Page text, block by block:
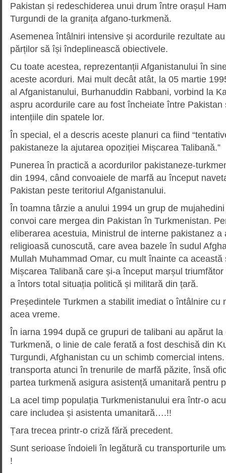
Pakistan și redeschiderea unui drum între orașul
Turgundi de la granița afgano-turkmenă.
Asemenea întâlniri intensive și acordurile rezultate
părților să își îndeplinească obiectivele.
Cu toate acestea, reprezentanții Afganistanului în
aceste acorduri. Mai mult decât atât, la 05 martie
al Afganistanului, Burhanuddin Rabbani, vorbind la
aspru acordurile care au fost încheiate între Pakistan
intențiile din spatele lor.
În special, el a descris aceste planuri ca fiind
pakistaneze la ajutarea opoziției Mișcarea Talibană.”
Punerea în practică a acordurilor pakistaneze-
din 1994, când convoaiele de marfă au început
Pakistan peste teritoriul Afganistanului.
În toamna târzie a anului 1994 un grup de
convoi care mergea din Pakistan în Turkmenistan.
eliberarea acestuia, Ministrul de interne pakistanez a
religioasă cunoscută, care avea bazele în sudul
Mullah Muhammad Omar, cu mult înainte ca
Mișcarea Talibană care și-a început marșul
a întors total situația politică și militară din țară.
Președintele Turkmen a stabilit imediat o întâlnire cu
acea vreme.
În iarna 1994 după ce grupuri de talibani au apărut la
Turkmenă, o linie de cale ferată a fost deschisă din
Turgundi, Afghanistan cu un schimb comercial
transporta atunci în trenurile de marfă păzite, însă
partea turkmenă asigura asistență umanitară pentru
La acel timp populația Turkmenistanului era într-o
care includea și asistenta umanitară….!!
Țara trecea printr-o criză fără precedent.
Sunt serioase îndoieli în legătură cu transporturile
!